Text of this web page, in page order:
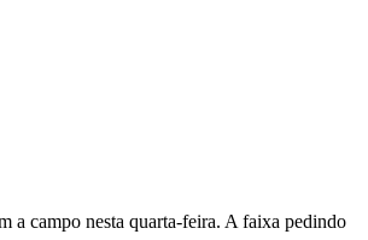
a campo nesta quarta-feira. A faixa pedindo